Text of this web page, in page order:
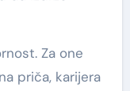
Za one
priča, karijera